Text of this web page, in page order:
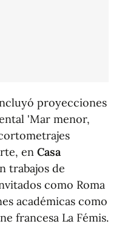
proyecciones
'Mar menor,
en Casa
trabajos de
como Roma
académicas como
francesa La Fémis.